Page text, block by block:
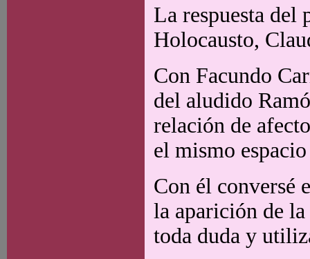
La respuesta del
Holocausto,
Con Facundo
del aludido
relación de
el mismo
Con él conversé
la aparición de
toda duda y